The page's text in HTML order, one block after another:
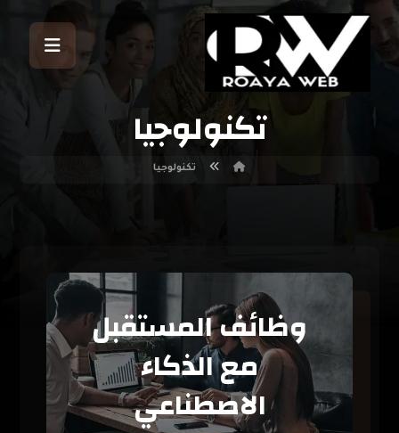
تكنولوجيا
تكنولوجيا
وظائف المستقبل
مع الذكاء
الاصطناعي